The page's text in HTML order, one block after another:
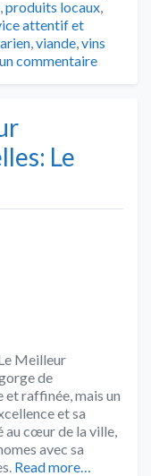
,produits locaux,
attentif et
,viande,vins
commentaire
Le
Meilleur
de
raffinée, mais un
et sa
au cœur de la ville,
avec sa
Read more…